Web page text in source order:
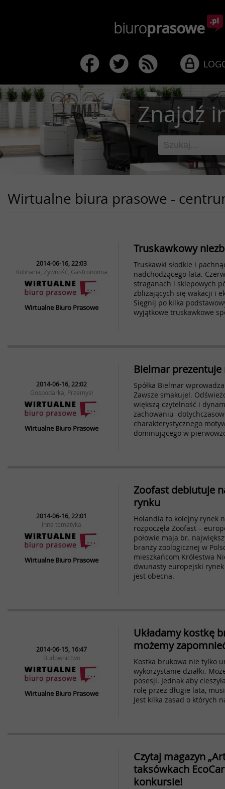
Znajdź
Wirtualne biura prasowe -
2014-06-16, 22:03
Kulinaria, Żywność, Gastronomia
Wirtualne Biuro Prasowe
Truskawkowy
Truskawki słodkie i
nadchodzącego lata.
straganach i sklepowych
zbliżających się wakacji i
Sięgnij po kilka
wyjątkowe truskawkowe
2014-06-16, 22:02
Gospodarka, Przemysł
Wirtualne Biuro Prasowe
Bielmar
Spółka Bielmar
Zawsze smakuje!.
większą czytelność i
zachowaniu
charakterystycznego
dominującego w
2014-06-16, 22:01
Inna tematyka
Wirtualne Biuro Prasowe
Zoofast debiutuje
rynku
Holandia to kolejny rynek
rozpoczęła Zoofast –
połowie maja br.
branży zoologicznej w
mieszkańcom Królestwa
dwunasty europejski
jest obecna.
2014-06-15, 16:47
Budownictwo
Wirtualne Biuro Prasowe
Układamy kostkę
możemy
Kostka brukowa nie tylko
wykorzystanie działki.
posesji. Jednak aby
rolę przez długie lata,
Jest kilka zasad o których
Czytaj magazyn
taksówkach
konkursie!